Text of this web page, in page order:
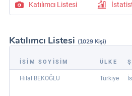
Katılımcı Listesi
Katılımcı Listesi (1029 Kişi)
İSİM SOYİSİM ÜLKE
Hilal BEKOĞLU Türkiye